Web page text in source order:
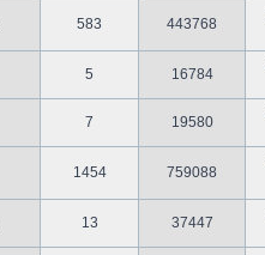
583 443768
5 16784
7 19580
1454 759088
13 37447